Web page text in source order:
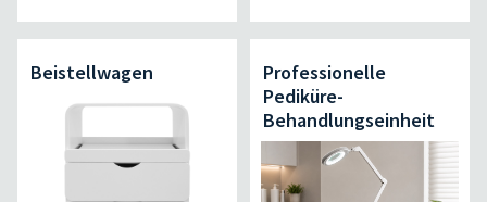
Beistellwagen
Professionelle
Pediküre-
Behandlungseinheit